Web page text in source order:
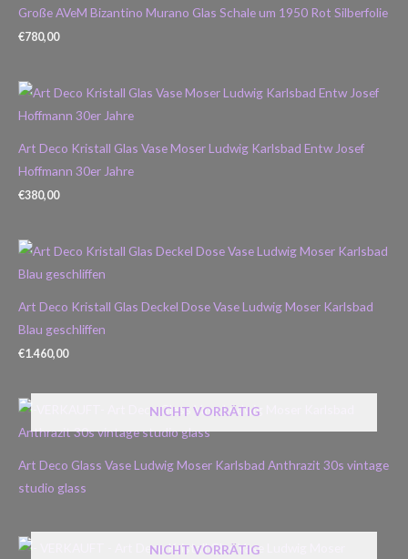
Große AVeM Bizantino Murano Glas Schale um 1950 Rot Silberfolie
€780,00
Art Deco Kristall Glas Vase Moser Ludwig Karlsbad Entw Josef
Hoffmann 30er Jahre
€380,00
Art Deco Kristall Glas Deckel Dose Vase Ludwig Moser Karlsbad
Blau geschliffen
€1.460,00
NICHT VORRÄTIG
Art Deco Glass Vase Ludwig Moser Karlsbad Anthrazit 30s vintage
studio glass
NICHT VORRÄTIG